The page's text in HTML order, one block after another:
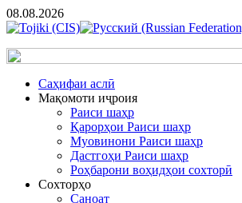
08.08.2026
Cаҳифаи аслӣ
Мақомоти иҷроия
Раиси шаҳр
Қарорҳои Раиси шаҳр
Муовинони Раиси шаҳр
Дастгоҳи Раиси шаҳр
Роҳбарони воҳидҳои сохторӣ
Сохторҳо
Саноат